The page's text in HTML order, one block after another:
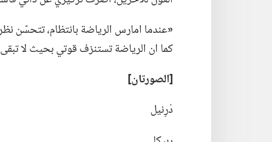
‏«‏عندما امارس الرياضة بانتظام،‏ تتحسّن
كما ان الرياضة تستنزف قوتي بحيث لا
‏[الصورتان]‏
دْرِنيل